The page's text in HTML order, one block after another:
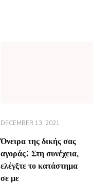
DECEMBER 13, 2021
Όνειρα της δικής σας
αγοράς; Στη συνέχεια,
ελέγξτε το κατάστημα
σε με